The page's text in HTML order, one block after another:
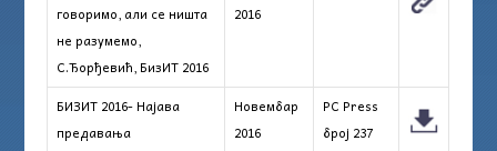
говоримо, али се ништа
не разумемо,
С.Ђорђевић, БизИТ 2016
2016
БИЗИТ 2016- Најава
предавања
Новембар
2016
PC Press
број 237